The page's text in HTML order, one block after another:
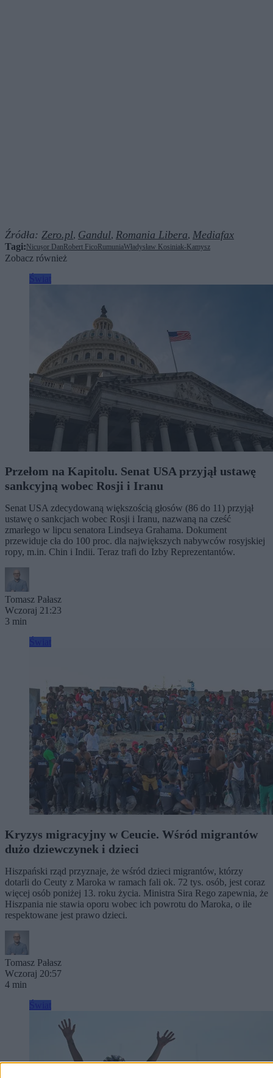
Źródła: Zero.pl, Gandul, Romania Libera, Mediafax
Tagi: Nicușor Dan Robert Fico RumuniaWładysław Kosiniak-Kamysz
Zobacz również
Przełom na Kapitolu. Senat USA przyjął ustawę
sankcyjną wobec Rosji i Iranu
Senat USA zdecydowaną większością głosów (86 do 11) przyjął
ustawę o sankcjach wobec Rosji i Iranu, nazwaną na cześć
zmarłego w lipcu senatora Lindseya Grahama. Dokument
przewiduje cła do 100 proc. dla największych nabywców rosyjskiej
ropy, m.in. Chin i Indii. Teraz trafi do Izby Reprezentantów.
Tomasz Pałasz
Wczoraj 21:23
3 min
Kryzys migracyjny w Ceucie. Wśród migrantów
dużo dziewczynek i dzieci
Hiszpański rząd przyznaje, że wśród dzieci migrantów, którzy
dotarli do Ceuty z Maroka w ramach fali ok. 72 tys. osób, jest coraz
więcej osób poniżej 13. roku życia. Ministra Sira Rego zapewnia, że
Hiszpania nie stawia oporu wobec ich powrotu do Maroka, o ile
respektowane jest prawo dzieci.
Tomasz Pałasz
Wczoraj 20:57
4 min